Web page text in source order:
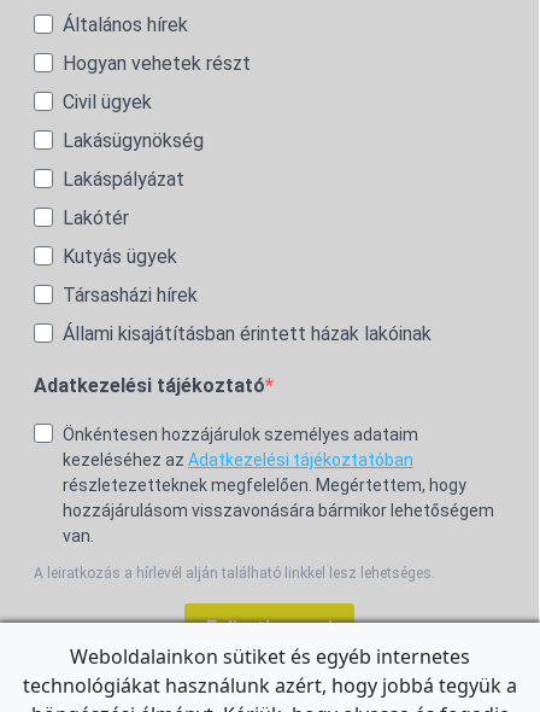
Általános hírek
Hogyan vehetek részt
Civil ügyek
Lakásügynökség
Lakáspályázat
Lakótér
Kutyás ügyek
Társasházi hírek
Állami kisajátításban érintett házak lakóinak
Adatkezelési tájékoztató
Önkéntesen hozzájárulok személyes adataim
kezeléséhez az Adatkezelési tájékoztatóban
részletezetteknek megfelelően. Megértettem, hogy
hozzájárulásom visszavonására bármikor lehetőségem
van.
A leiratkozás a hírlevél alján található linkkel lesz lehetséges.
Feliratkozom!
Weboldalainkon sütiket és egyéb internetes
technológiákat használunk azért, hogy jobbá tegyük a